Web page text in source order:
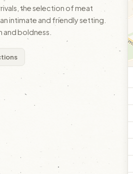
the selection of meat
intimate and friendly setting.
and boldness.